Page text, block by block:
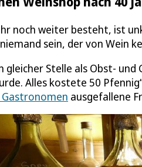
noch weiter besteht, ist
sein, der von Wein
Stelle als Obst- und
Alles kostete 50
ausgefallene